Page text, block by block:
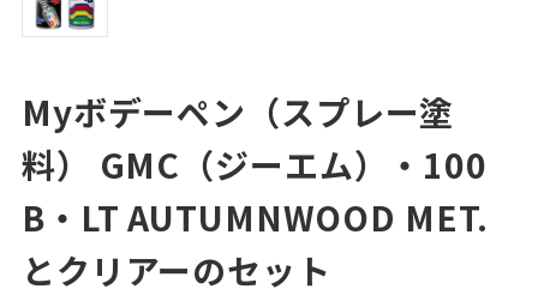
Myボデーペン（スプレー塗
料） GMC（ジーエム）・100
B・LT AUTUMNWOOD MET.
とクリアーのセット